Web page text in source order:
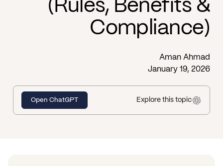
(Rules, Benefits &
Compliance)
Aman Ahmad
January 19, 2026
Explore this topic
Open ChatGPT